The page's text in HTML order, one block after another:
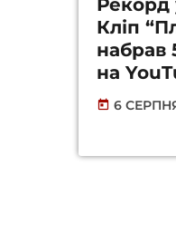
Рекорд
Кліп
набрав
на
today 6